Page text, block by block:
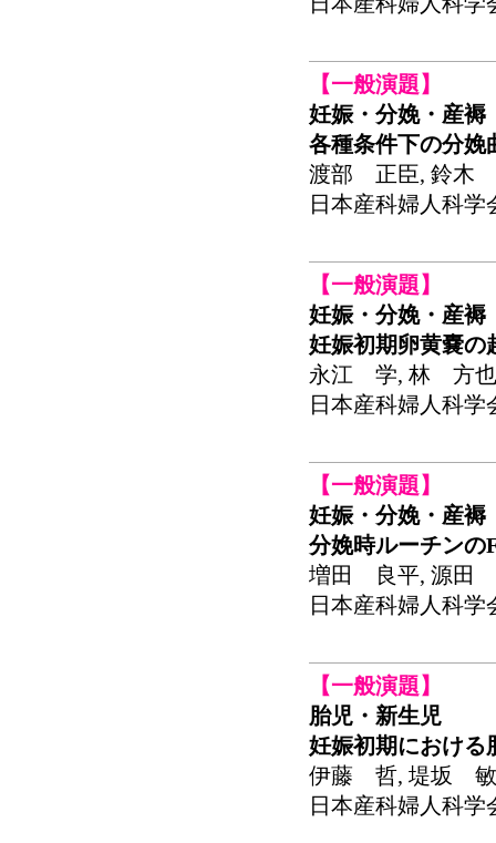
【一般演題】
妊娠・分娩・産褥
各種条件下の分娩
渡部 正臣, 鈴木
日本産科婦人科学
【一般演題】
妊娠・分娩・産褥
妊娠初期卵黄嚢の
永江 学, 林 方
日本産科婦人科学
【一般演題】
妊娠・分娩・産褥
分娩時ルーチンの
増田 良平, 源田
日本産科婦人科学
【一般演題】
胎児・新生児
妊娠初期における
伊藤 哲, 堤坂
日本産科婦人科学